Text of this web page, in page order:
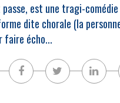
est une tragi-
dite chorale (la
faire écho...